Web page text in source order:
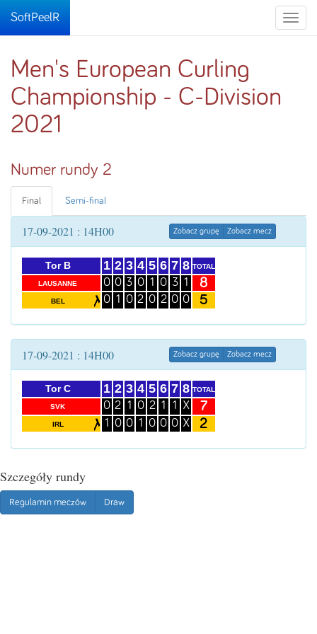
Toggle
SoftPeelR
Men's European Curling
Championship - C-Division
2021
Numer rundy 2
Final Semi-final
17-09-2021 : 14H00 Zobacz grupę Zobacz mecz
Tor B
LAUSANNE
BEL
1
0
0
2
0
1
3
3
0
4
0
2
5
1
0
6
0
2
7
3
0
8
1
0
TOTAL
8
5
17-09-2021 : 14H00 Zobacz grupę Zobacz mecz
Tor C
SVK
IRL
1
0
1
2
2
0
3
1
0
4
0
1
5
2
0
6
1
0
7
1
0
8
X
X
TOTAL
7
2
Szczegóły rundy
Regulamin meczów Draw